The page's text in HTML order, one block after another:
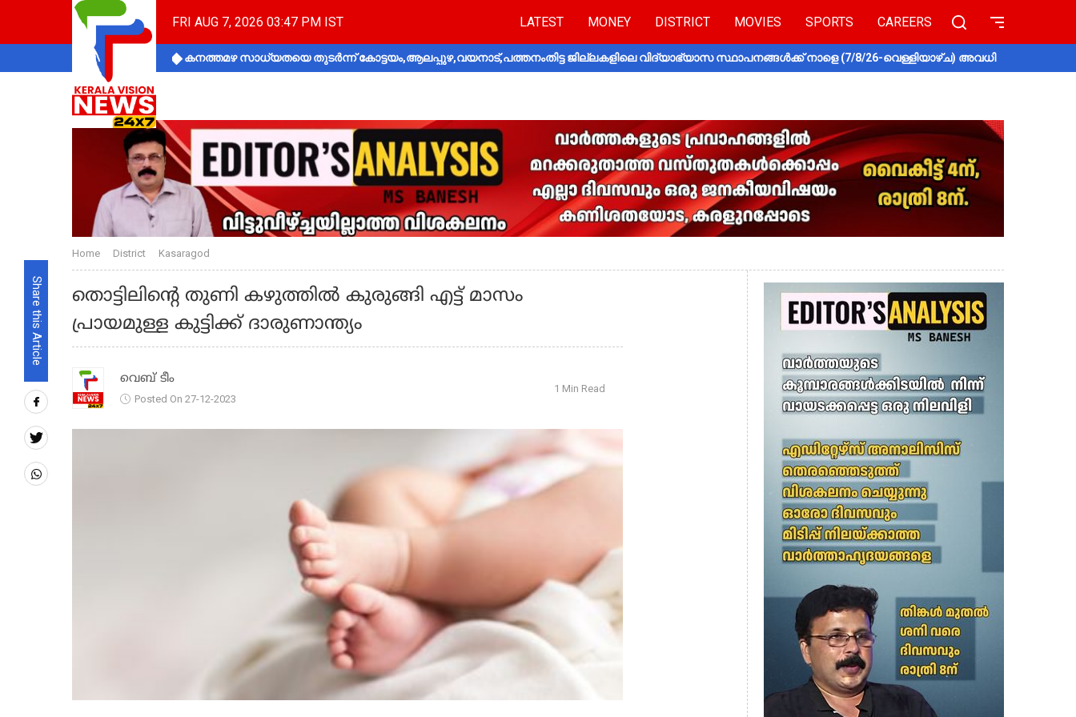
FRI AUG 7, 2026 03:47 PM IST LATEST MONEY DISTRICT MOVIES SPORTS CAREERS
കനത്തമഴ സാധ്യതയെ തുടർന്ന് കോട്ടയം,ആലപ്പുഴ,വയനാട്,പത്തനംതിട്ട ജില്ലകളിലെ വിദ്യാഭ്യാസ സ്ഥാപനങ്ങൾക്ക് നാളെ (7/8/26-വെള്ളിയാഴ്ച) അവധി
Share this Article
Home District Kasaragod
തൊട്ടിലിന്റെ തുണി കഴുത്തിൽ കുരുങ്ങി എട്ട് മാസം
പ്രായമുള്ള കുട്ടിക്ക് ദാരുണാന്ത്യം
വെബ് ടീം
Posted On 27-12-2023
1 Min Read